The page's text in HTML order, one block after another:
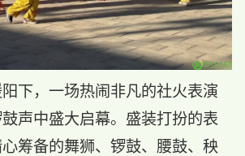
下，一场热闹非凡的社火表演
声中盛大启幕。盛装打扮的表
筹备的舞狮、锣鼓、腰鼓、秧